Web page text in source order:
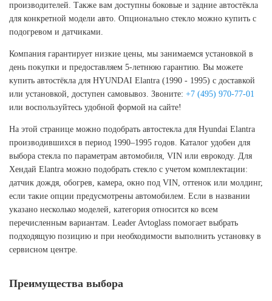
производителей. Также вам доступны боковые и задние автостёкла
для конкретной модели авто. Опционально стекло можно купить с
подогревом и датчиками.
Компания гарантирует низкие цены, мы занимаемся установкой в
день покупки и предоставляем 5-летнюю гарантию. Вы можете
купить автостёкла для HYUNDAI Elantra (1990 - 1995) с доставкой
или установкой, доступен самовывоз. Звоните: +7 (495) 970-77-01
или воспользуйтесь удобной формой на сайте!
На этой странице можно подобрать автостекла для Hyundai Elantra
производившихся в период 1990–1995 годов. Каталог удобен для
выбора стекла по параметрам автомобиля, VIN или еврокоду. Для
Хендай Elantra можно подобрать стекло с учетом комплектации:
датчик дождя, обогрев, камера, окно под VIN, оттенок или молдинг,
если такие опции предусмотрены автомобилем. Если в названии
указано несколько моделей, категория относится ко всем
перечисленным вариантам. Leader Avtoglass помогает выбрать
подходящую позицию и при необходимости выполнить установку в
сервисном центре.
Преимущества выбора